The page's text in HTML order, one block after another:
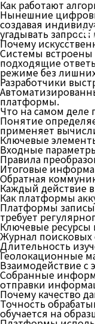
(
Как работают
Нынешние
создавая
угадывать
Почему
Системы встроены
подходящие
режиме без
Разработчики
платформы.
Что на самом деле
Понятие
применяет
Ключевые
Входные
Правила
Итоговые
Обратная
Каждый действие
Как платформы
Платформы
требует
Ключевые
Журнал
Длительность
Геолокационные
Взаимодействие с
Собранные
отправки
Почему качество
Точность
обучается на